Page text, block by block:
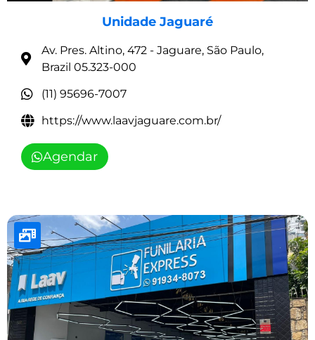
Unidade Jaguaré
Av. Pres. Altino, 472 - Jaguare, São Paulo,
Brazil 05.323-000
(11) 95696-7007
https://www.laavjaguare.com.br/
Agendar